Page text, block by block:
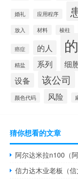
婚礼 应用程序
放入 材料 棱柱
癌症 的人
精盐 系列 细
设备 该公司
颜色代码 风险
猜你想看的文章
阿尔达米拉n100（阿
信力达木业老板（信